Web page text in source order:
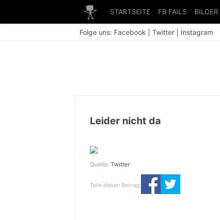
STARTSEITE FB FAILS BILDER
Folge uns: Facebook Twitter Instagram
Leider nicht da
Quelle: Twitter
Teile diesen Beitrag: